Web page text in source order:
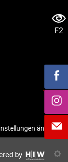
ändern
by
F2